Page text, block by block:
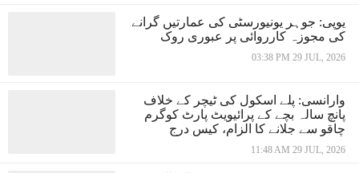
یوپی: جوہر یونیورسٹی کی عمارتیں گرانے
کی مجوزہ کارروائی پر عبوری روک
03:38 PM 29 JUL, 2026
وارانسی: پلے اسکول کی ٹیچر کے خلاف
پانچ سالہ بچے کے پرائیویٹ پارٹ کوگرم
چاقو سے جلانے کا الزام، کیس درج
11:48 AM 29 JUL, 2026